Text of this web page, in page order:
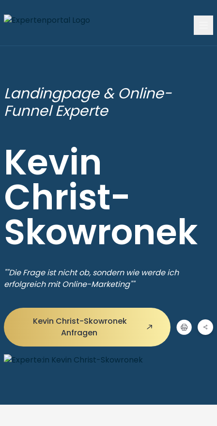
Landingpage & Online-
Funnel Experte
Kevin
Christ-
Skowronek
""Die Frage ist nicht ob, sondern wie werde ich
erfolgreich mit Online-Marketing""
Kevin Christ-Skowronek
Anfragen